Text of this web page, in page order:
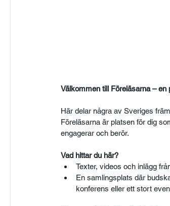
Välkommen till Föreläsarna –
Här delar några av Sveriges
Föreläsarna är platsen för dig
engagerar och berör.
Vad hittar du här?
Texter, videos och inlägg
En samlingsplats där
konferens eller ett stort